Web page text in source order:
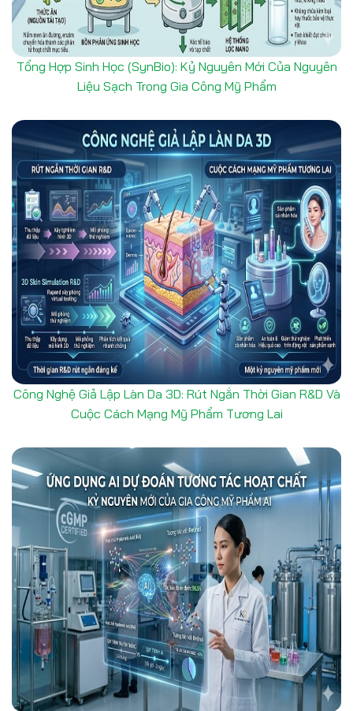
Tổng Hợp Sinh Học (SynBio): Kỷ Nguyên Mới Của Nguyên
Liệu Sạch Trong Gia Công Mỹ Phẩm
Công Nghệ Giả Lập Làn Da 3D: Rút Ngắn Thời Gian R&D Và
Cuộc Cách Mạng Mỹ Phẩm Tương Lai